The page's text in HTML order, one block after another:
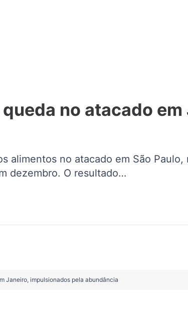
no atacado
alimentos no atacado em São
dezembro. O resultado…
Janeiro, impulsionados pela abundância